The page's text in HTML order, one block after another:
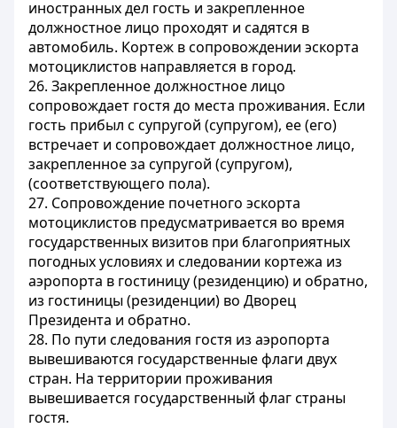
иностранных дел гость и закрепленное
должностное лицо проходят и садятся в
автомобиль. Кортеж в сопровождении эскорта
мотоциклистов направляется в город.
26. Закрепленное должностное лицо
сопровождает гостя до места проживания. Если
гость прибыл с супругой (супругом), ее (его)
встречает и сопровождает должностное лицо,
закрепленное за супругой (супругом),
(соответствующего пола).
27. Сопровождение почетного эскорта
мотоциклистов предусматривается во время
государственных визитов при благоприятных
погодных условиях и следовании кортежа из
аэропорта в гостиницу (резиденцию) и обратно,
из гостиницы (резиденции) во Дворец
Президента и обратно.
28. По пути следования гостя из аэропорта
вывешиваются государственные флаги двух
стран. На территории проживания
вывешивается государственный флаг страны
гостя.